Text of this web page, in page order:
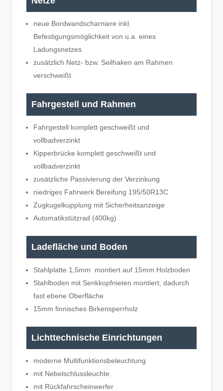
neue Bordwandscharniere inkl.
Befestigungsmöglichkeit von u.a. eines
Ladungsnetzes
zusätzlich Netz- bzw. Seilhaken am Rahmen
verschweißt
Fahrgestell und Rahmen
Fahrgestell komplett geschweißt und
vollbadverzinkt
Kipperbrücke komplett geschweißt und
vollbadverzinkt
zusätzliche Passivierung der Verzinkung
niedriges Fahrwerk Bereifung 195/50R13C
Zugkugelkupplung mit Sicherheitsanzeige
Automatikstützrad (400kg)
Ladefläche und Boden
Stahlplatte 1,5mm montiert auf 15mm Holzboden
Stahlboden mit Senkkopfnieten montiert, dadurch
fast ebene Oberfläche
15mm finnisches Birkensperrholz
Lichttechnische Einrichtungen
moderne Multifunktionsbeleuchtung
mit Nebelschlussleuchte
mit Rückfahrscheinwerfer